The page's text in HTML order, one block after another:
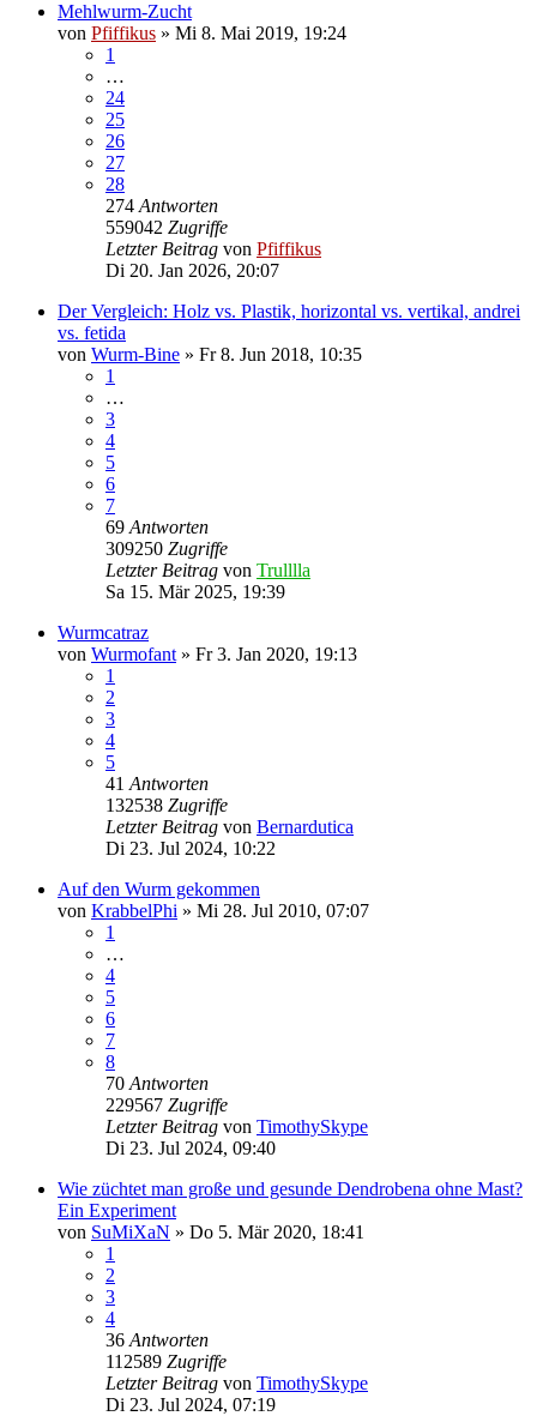
Mehlwurm-Zucht
von Pfiffikus » Mi 8. Mai 2019, 19:24
1
…
24
25
26
27
28
274 Antworten
559042 Zugriffe
Letzter Beitrag von Pfiffikus
Di 20. Jan 2026, 20:07
Der Vergleich: Holz vs. Plastik, horizontal vs. vertikal, andrei
vs. fetida
von Wurm-Bine » Fr 8. Jun 2018, 10:35
1
…
3
4
5
6
7
69 Antworten
309250 Zugriffe
Letzter Beitrag von Trulllla
Sa 15. Mär 2025, 19:39
Wurmcatraz
von Wurmofant » Fr 3. Jan 2020, 19:13
1
2
3
4
5
41 Antworten
132538 Zugriffe
Letzter Beitrag von Bernardutica
Di 23. Jul 2024, 10:22
Auf den Wurm gekommen
von KrabbelPhi » Mi 28. Jul 2010, 07:07
1
…
4
5
6
7
8
70 Antworten
229567 Zugriffe
Letzter Beitrag von TimothySkype
Di 23. Jul 2024, 09:40
Wie züchtet man große und gesunde Dendrobena ohne Mast?
Ein Experiment
von SuMiXaN » Do 5. Mär 2020, 18:41
1
2
3
4
36 Antworten
112589 Zugriffe
Letzter Beitrag von TimothySkype
Di 23. Jul 2024, 07:19